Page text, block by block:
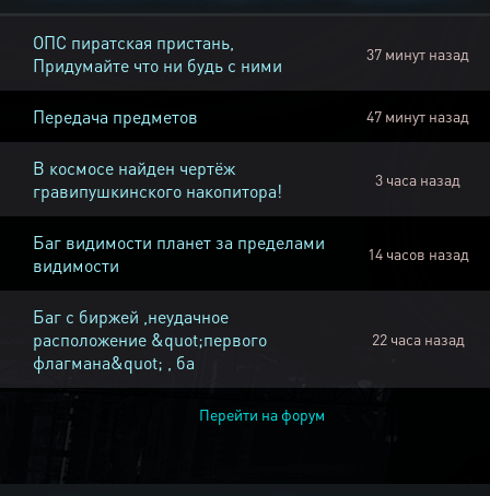
ОПС пиратская пристань,
Придумайте что ни будь с ними
37 минут назад
Передача предметов 47 минут назад
В космосе найден чертёж
гравипушкинского накопитора!
3 часа назад
Баг видимости планет за пределами
видимости
14 часов назад
Баг с биржей ,неудачное
расположение &quot;первого
флагмана&quot; , ба
22 часа назад
Перейти на форум